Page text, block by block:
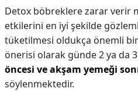
Detox böbreklere zarar verir
etkilerini en iyi şekilde
tüketilmesi oldukça önemli
önerisi olarak günde 2 ya da
öncesi ve akşam yemeği
söylenmektedir.